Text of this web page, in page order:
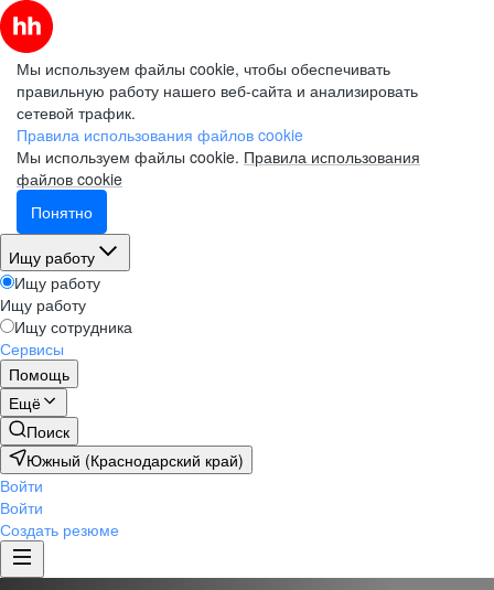
Мы используем файлы cookie, чтобы обеспечивать
правильную работу нашего веб-сайта и анализировать
сетевой трафик.
Правила использования файлов cookie
Мы используем файлы cookie. Правила использования
файлов cookie
Понятно
Ищу работу
Ищу работу
Ищу работу
Ищу сотрудника
Сервисы
Помощь
Ещё
Поиск
Южный (Краснодарский край)
Войти
Войти
Создать резюме